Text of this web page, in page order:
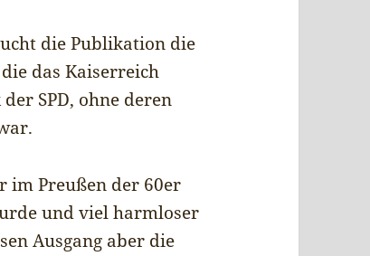
die Publikation die
das Kaiserreich
SPD, ohne deren
im Preußen der 60er
und viel harmloser
Ausgang aber die